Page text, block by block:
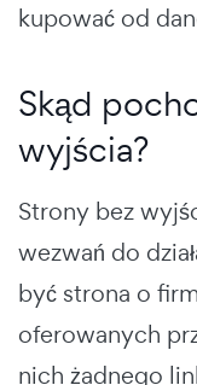
kupować od
Skąd
wyjścia?
Strony bez
wezwań do
być strona o
oferowanych
nich żadnego